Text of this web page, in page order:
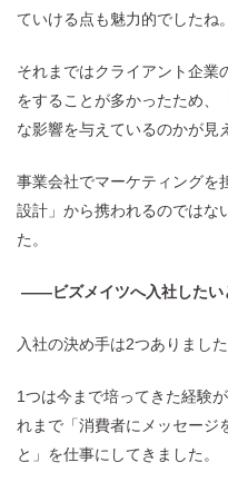
ていける点も魅力的でしたね。
それまではクライアント企業
をすることが多かったため、
な影響を与えているのかが見
事業会社でマーケティングを
設計」から携われるのではな
た。
——ビズメイツへ入社したい
入社の決め手は2つありました
1つは今まで培ってきた経験
れまで「消費者にメッセージ
と」を仕事にしてきました。